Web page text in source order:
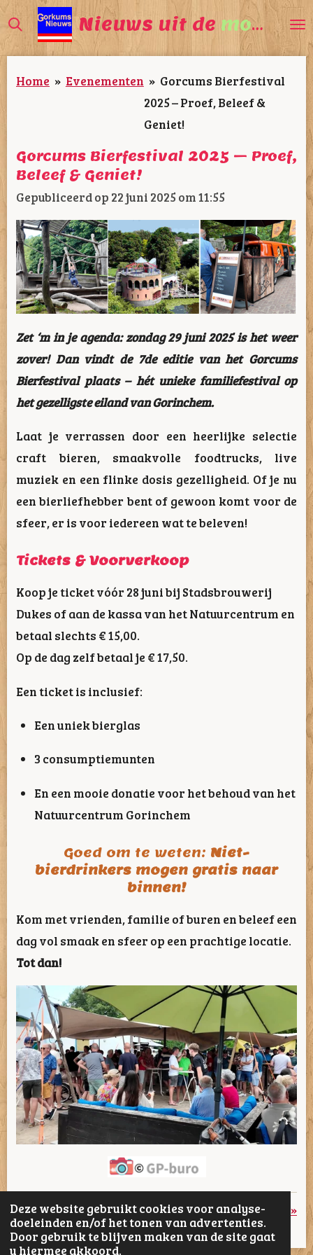
Deze website gebruikt cookies voor analyse-
doeleinden en/of het tonen van advertenties.
Door gebruik te blijven maken van de site gaat
u hiermee akkoord.
Ga
direct
naar
de
Nieuws uit de mooiste
Home » Evenementen » Gorcums Bierfestival
2025 – Proef, Beleef &
Geniet!
Gorcums Bierfestival 2025 – Proef,
Beleef & Geniet!
Gepubliceerd op 22 juni 2025 om 11:55
Zet ‘m in je agenda: zondag 29 juni 2025 is het weer
zover! Dan vindt de 7de editie van het Gorcums
Bierfestival plaats – hét unieke familiefestival op
het gezelligste eiland van Gorinchem.
Laat je verrassen door een heerlijke selectie
craft bieren, smaakvolle foodtrucks, live
muziek en een flinke dosis gezelligheid. Of je nu
een bierliefhebber bent of gewoon komt voor de
sfeer, er is voor iedereen wat te beleven!
Tickets & Voorverkoop
Koop je ticket vóór 28 juni bij Stadsbrouwerij
Dukes of aan de kassa van het Natuurcentrum en
betaal slechts € 15,00.
Op de dag zelf betaal je € 17,50.
Een ticket is inclusief:
Een uniek bierglas
3 consumptiemunten
En een mooie donatie voor het behoud van het
Natuurcentrum Gorinchem
Goed om te weten: Niet-
bierdrinkers mogen gratis naar
binnen!
Kom met vrienden, familie of buren en beleef een
dag vol smaak en sfeer op een prachtige locatie.
Tot dan!
«Vorige Volgende »
D
D
S
D